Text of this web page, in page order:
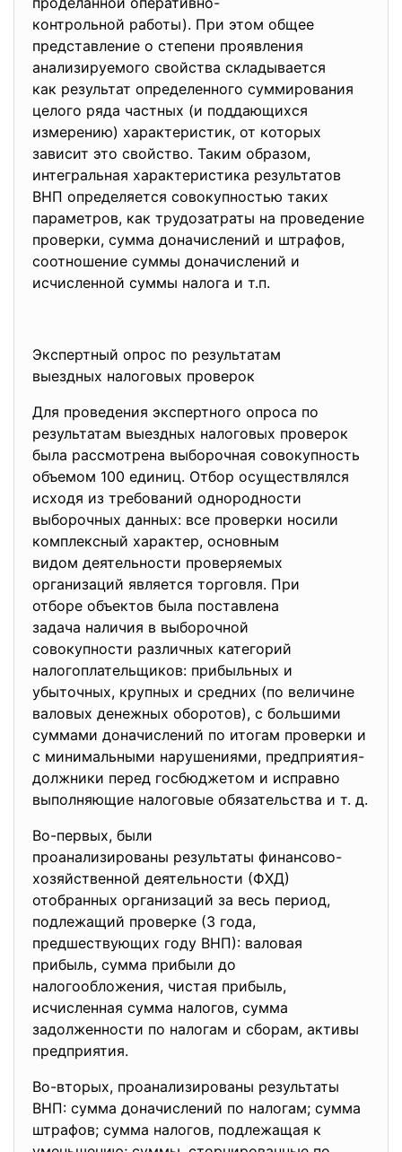
контрольной работы). При этом общее
представление о степени проявления
анализируемого свойства складывается
как результат определенного суммирования
целого ряда частных (и поддающихся
измерению) характеристик, от которых
зависит это свойство. Таким образом,
интегральная характеристика результатов
ВНП определяется совокупностью таких
параметров, как трудозатраты на проведение
проверки, сумма доначислений и штрафов,
соотношение суммы доначислений и
исчисленной суммы налога и т.п.
Экспертный опрос по результатам
выездных налоговых проверок
Для проведения экспертного опроса по
результатам выездных налоговых проверок
была рассмотрена выборочная совокупность
объемом 100 единиц. Отбор осуществлялся
исходя из требований однородности
выборочных данных: все проверки носили
комплексный характер, основным
видом деятельности проверяемых
организаций является торговля. При
отборе объектов была поставлена
задача наличия в выборочной
совокупности различных категорий
налогоплательщиков: прибыльных и
убыточных, крупных и средних (по величине
валовых денежных оборотов), с большими
суммами доначислений по итогам проверки и
с минимальными нарушениями, предприятия-
должники перед госбюджетом и исправно
выполняющие налоговые обязательства и т. д.
Во-первых, были
проанализированы результаты финансово-
хозяйственной деятельности (ФХД)
отобранных организаций за весь период,
подлежащий проверке (3 года,
предшествующих году ВНП): валовая
прибыль, сумма прибыли до
налогообложения, чистая прибыль,
исчисленная сумма налогов, сумма
задолженности по налогам и сборам, активы
предприятия.
Во-вторых, проанализированы результаты
ВНП: сумма доначислений по налогам; сумма
штрафов; сумма налогов, подлежащая к